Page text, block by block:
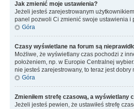
Jak zmienić moje ustawienia?
Jeżeli jesteś zarejestrowanym
panel pozwoli Ci zmienić swoje ustawienia i
Góra
Czasy wyświetlane na forum są
Możliwe, że wyświetlany czas pochodzi z
położeniem, np. w Europie Centralnej
nie jesteś zarejestrowany, to teraz jest
Góra
Zmieniłem strefę czasową, a wyświetlany
Jeżeli jesteś pewien, że ustawiłeś strefę